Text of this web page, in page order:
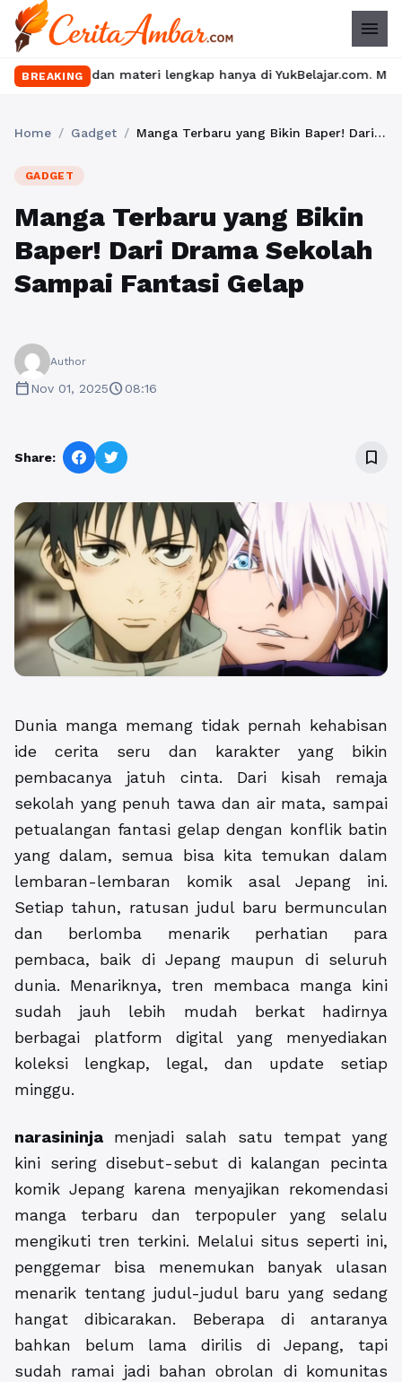
menu
BREAKING
materi lengkap hanya di YukBelajar.com. Mulai langkah
Home / Gadget / Manga Terbaru yang Bikin Baper! Dari Drama Sekolah Sampai Fantasi Gelap
GADGET
Manga Terbaru yang Bikin
Baper! Dari Drama Sekolah
Sampai Fantasi Gelap
Author
calendar_todayNov 01, 2025schedule08:16
Share: bookmark_border
Dunia manga memang tidak pernah kehabisan
ide cerita seru dan karakter yang bikin
pembacanya jatuh cinta. Dari kisah remaja
sekolah yang penuh tawa dan air mata, sampai
petualangan fantasi gelap dengan konflik batin
yang dalam, semua bisa kita temukan dalam
lembaran-lembaran komik asal Jepang ini.
Setiap tahun, ratusan judul baru bermunculan
dan berlomba menarik perhatian para
pembaca, baik di Jepang maupun di seluruh
dunia. Menariknya, tren membaca manga kini
sudah jauh lebih mudah berkat hadirnya
berbagai platform digital yang menyediakan
koleksi lengkap, legal, dan update setiap
minggu.
narasininja menjadi salah satu tempat yang
kini sering disebut-sebut di kalangan pecinta
komik Jepang karena menyajikan rekomendasi
manga terbaru dan terpopuler yang selalu
mengikuti tren terkini. Melalui situs seperti ini,
penggemar bisa menemukan banyak ulasan
menarik tentang judul-judul baru yang sedang
hangat dibicarakan. Beberapa di antaranya
bahkan belum lama dirilis di Jepang, tapi
sudah ramai jadi bahan obrolan di komunitas